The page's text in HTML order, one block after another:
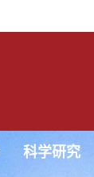
科学研究